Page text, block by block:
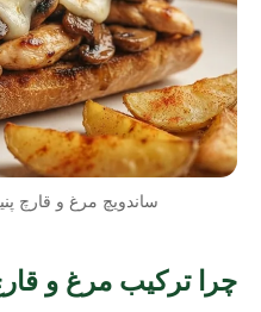
ساندویچ مرغ و قارچ
چرا ترکیب مرغ و